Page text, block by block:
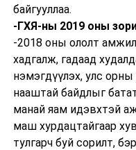
байгууллаа.
-ГХЯ-ны 2019 оны
-2018 оны ололт
хадгалж, гадаад
нэмэгдүүлэх, улс орны
нааштай байдлыг
манай яам идэвхтэй
маш хурдацтайгаар
тулгарч буй сорилт,